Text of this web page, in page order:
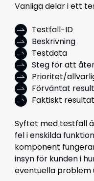
Vanliga delar i ett
Testfall-ID
Beskrivning
Testdata
Steg för att
Prioritet/
Förväntat
Faktiskt resultat
Syftet med testfall
fel i enskilda
komponent
insyn för kunden i
eventuella problem